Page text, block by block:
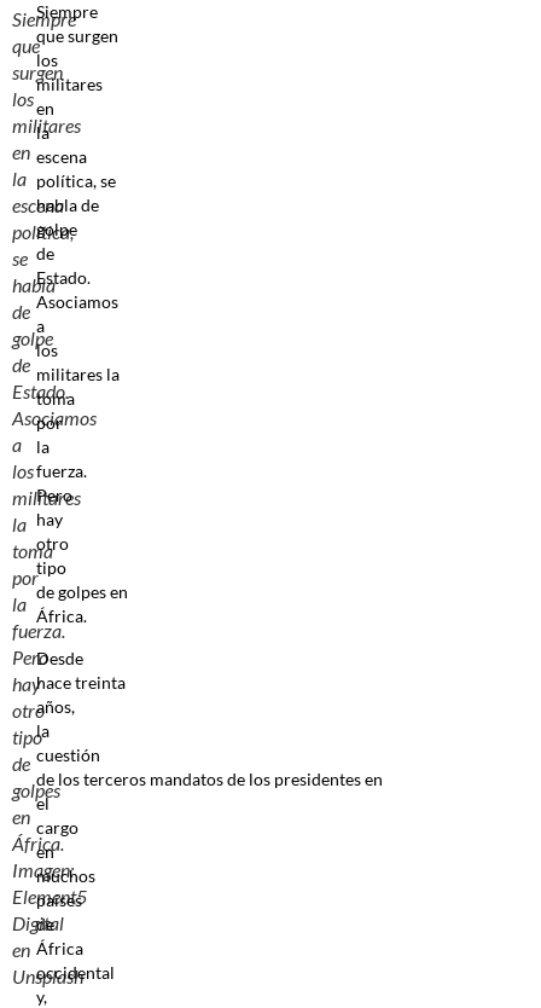
Siempre
que
surgen
los
militares
en
la
escena
política,
se
habla
de
golpe
de
Estado.
Asociamos
a
los
militares
la
toma
por
la
fuerza.
Pero
hay
otro
tipo
de
golpes
en
África.
Imagen:
Element5
Digital
en
Unsplash
Siempre
que surgen
los
militares
en
la
escena
política, se
habla de
golpe
de
Estado.
Asociamos
a
los
militares la
toma
por
la
fuerza.
Pero
hay
otro
tipo
de golpes en
África.
Desde
hace treinta
años,
la
cuestión
de los terceros mandatos de los presidentes en
el
cargo
en
muchos
países
de
África
occidental
y,